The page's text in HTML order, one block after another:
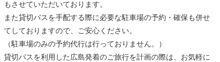
もさせていただいております。
また貸切バスを手配する際に必要な駐車場の予約・確保も併せ
てしておりますので、ご安心ください。
（駐車場のみの予約代行は行っておりません。）
貸切バスを利用した広島発着のご旅行を計画の際は、お気軽に